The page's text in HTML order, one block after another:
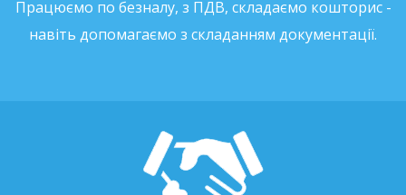
Працюємо по безналу, з ПДВ, складаємо кошторис -
навіть допомагаємо з складанням документації.